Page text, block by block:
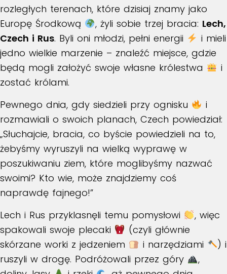
rozległych terenach, które dzisiaj znamy jako
Europę Środkową
, żyli sobie trzej bracia: Lech,
Czech i Rus. Byli oni młodzi, pełni energii
i mieli
jedno wielkie marzenie – znaleźć miejsce, gdzie
będą mogli założyć swoje własne królestwa
i
zostać królami.
Pewnego dnia, gdy siedzieli przy ognisku
i
rozmawiali o swoich planach, Czech powiedział:
„Słuchajcie, bracia, co byście powiedzieli na to,
żebyśmy wyruszyli na wielką wyprawę w
poszukiwaniu ziem, które moglibyśmy nazwać
swoimi? Kto wie, może znajdziemy coś
naprawdę fajnego!”
Lech i Rus przyklasnęli temu pomysłowi
, więc
spakowali swoje plecaki
(czyli głównie
skórzane worki z jedzeniem
i narzędziami
) i
ruszyli w drogę. Podróżowali przez góry
,